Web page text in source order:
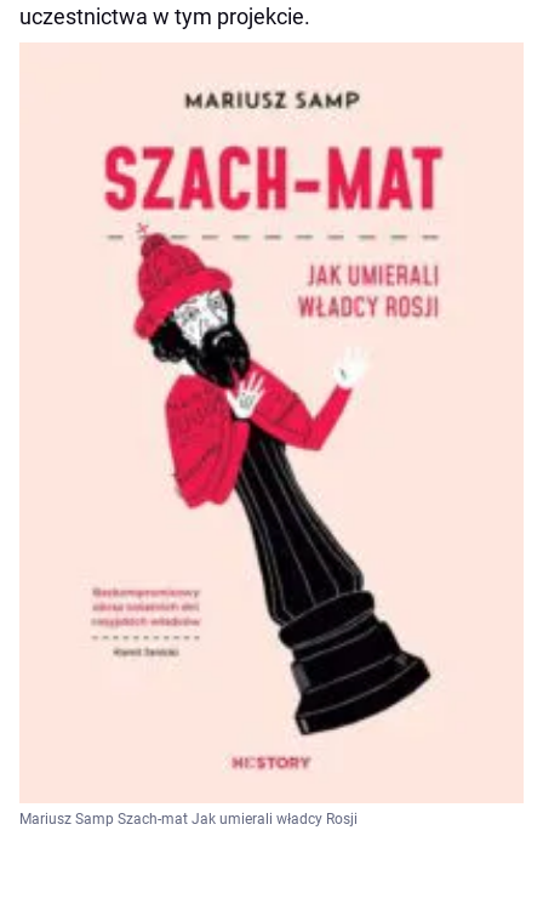
uczestnictwa w tym projekcie.
Mariusz Samp Szach-mat Jak umierali władcy Rosji